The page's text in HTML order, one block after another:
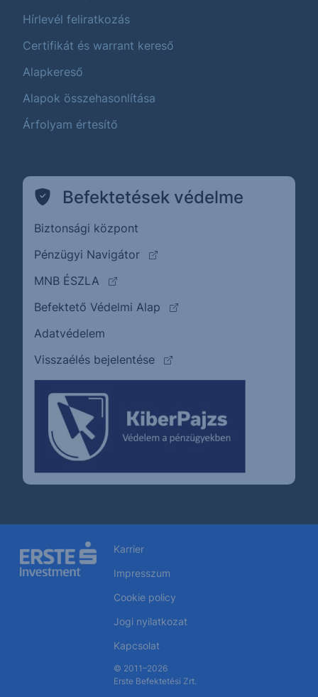
Hírlevél feliratkozás
Certifikát és warrant kereső
Alapkereső
Alapok összehasonlítása
Árfolyam értesítő
Befektetések védelme
Biztonsági központ
Pénzügyi Navigátor
(külső oldalra ugrik)
MNB ÉSZLA
(külső oldalra ugrik)
Befektető Védelmi Alap
(külső oldalra ugrik)
Adatvédelem
Visszaélés bejelentése
(külső oldalra ugrik)
Karrier
Impresszum
Cookie policy
Jogi nyilatkozat
Kapcsolat
© 2011–2026
Erste Befektetési Zrt.